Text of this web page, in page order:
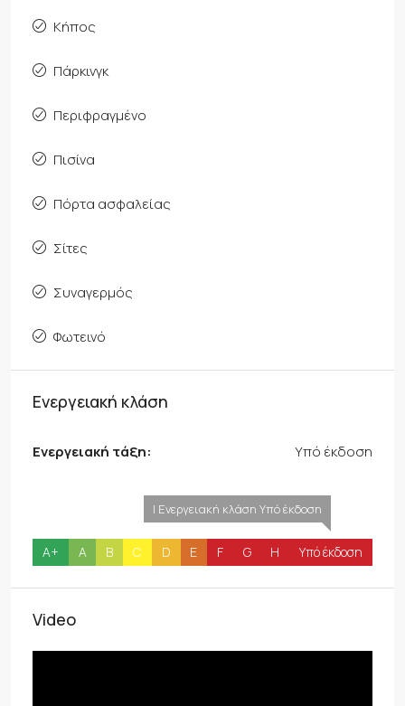
Κήπος
Πάρκινγκ
Περιφραγμένο
Πισίνα
Πόρτα ασφαλείας
Σίτες
Συναγερμός
Φωτεινό
Ενεργειακή κλάση
Ενεργειακή τάξη: Υπό έκδοση
A+ A B C D E F G H
| Ενεργειακή κλάση Υπό έκδοση
Υπό έκδοση
Video